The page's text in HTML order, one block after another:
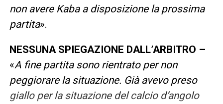
non avere Kaba a disposizione la prossima
partita».
NESSUNA SPIEGAZIONE DALL’ARBITRO –
«A fine partita sono rientrato per non
peggiorare la situazione. Già avevo preso
giallo per la situazione del calcio d’angolo